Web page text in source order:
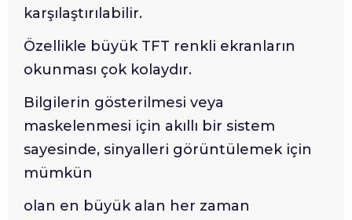
karşılaştırılabilir.
Özellikle büyük TFT renkli ekranların
okunması çok kolaydır.
Bilgilerin gösterilmesi veya
maskelenmesi için akıllı bir sistem
sayesinde, sinyalleri görüntülemek için
mümkün
olan en büyük alan her zaman